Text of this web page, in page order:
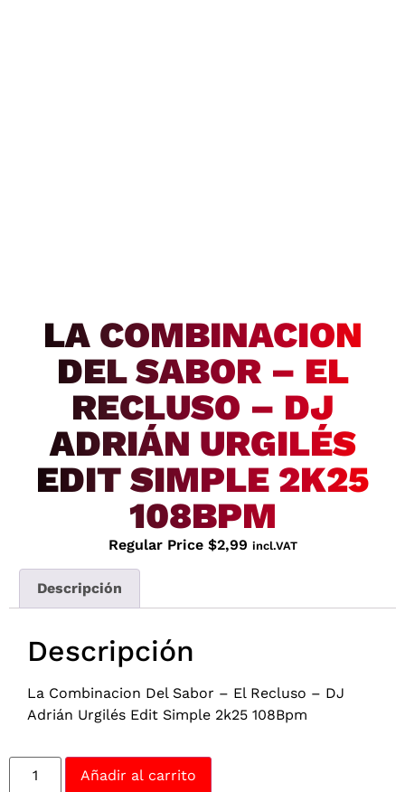
LA COMBINACION
DEL SABOR – EL
RECLUSO – DJ
ADRIÁN URGILÉS
EDIT SIMPLE 2K25
108BPM
Regular Price $2,99 incl.VAT
Descripción
Descripción
La Combinacion Del Sabor – El Recluso – DJ
Adrián Urgilés Edit Simple 2k25 108Bpm
Añadir al carrito